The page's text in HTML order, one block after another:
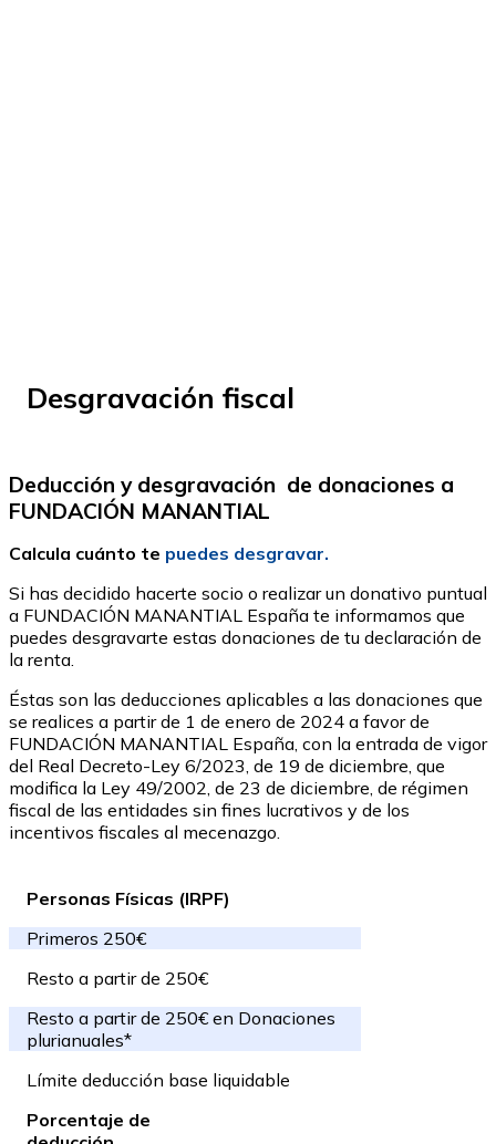
Desgravación fiscal
Deducción y desgravación de donaciones a
FUNDACIÓN MANANTIAL
Calcula cuánto te puedes desgravar.
Si has decidido hacerte socio o realizar un donativo puntual
a FUNDACIÓN MANANTIAL España te informamos que
puedes desgravarte estas donaciones de tu declaración de
la renta.
Éstas son las deducciones aplicables a las donaciones que
se realices a partir de 1 de enero de 2024 a favor de
FUNDACIÓN MANANTIAL España, con la entrada de vigor
del Real Decreto-Ley 6/2023, de 19 de diciembre, que
modifica la Ley 49/2002, de 23 de diciembre, de régimen
fiscal de las entidades sin fines lucrativos y de los
incentivos fiscales al mecenazgo.
Personas Físicas (IRPF)
Primeros 250€
Resto a partir de 250€
Resto a partir de 250€ en Donaciones
plurianuales*
Límite deducción base liquidable
Porcentaje de